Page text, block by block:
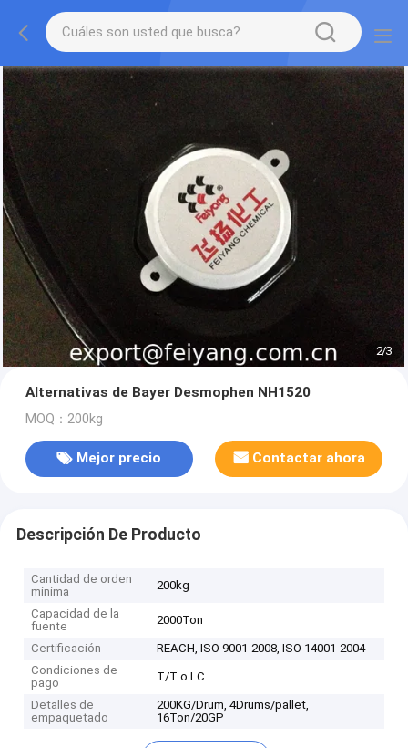
2/3
Alternativas de Bayer Desmophen NH1520
MOQ：200kg
Mejor precio Contactar ahora
Descripción De Producto
Cantidad de orden
mínima
200kg
Capacidad de la
fuente
2000Ton
Certificación
REACH, ISO 9001-2008, ISO 14001-2004
Condiciones de
pago
T/T o LC
Detalles de
empaquetado
200KG/Drum, 4Drums/pallet,
16Ton/20GP